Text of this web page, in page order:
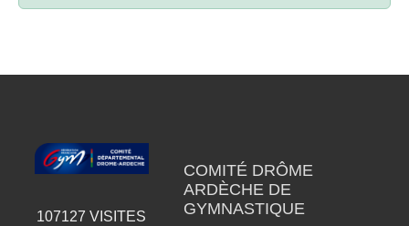
107127 VISITES
COMITÉ DRÔME
ARDÈCHE DE
GYMNASTIQUE